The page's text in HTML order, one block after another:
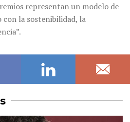
representan un modelo de
la sostenibilidad, la